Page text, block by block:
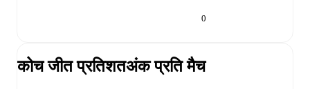
0
कोच जीत प्रतिशतअंक प्रति मैच